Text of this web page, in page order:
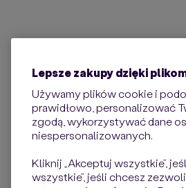
Lepsze zakupy dzięki
Używamy plików cookie i
prawidłowo, personalizować
zgodą, wykorzystywać dane
niespersonalizowanych.
Kliknij „Akceptuj wszystkie”,
wszystkie”, jeśli chcesz